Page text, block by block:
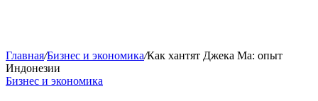
Главная/Бизнес и экономика/Как хантят Джека Ма: опыт
Индонезии
Бизнес и экономика